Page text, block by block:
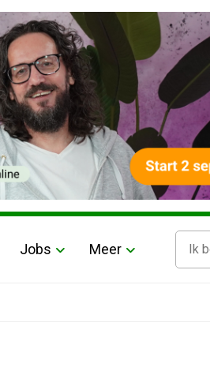
Jobs Meer